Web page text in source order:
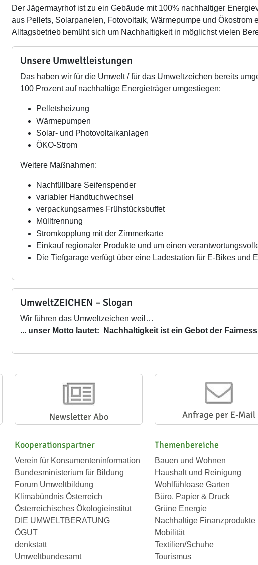
Der Jägermayrhof ist zu ein Gebäude mit 100% nachhaltiger
aus Pellets, Solarpanelen, Fotovoltaik, Wärmepumpe und Ökostrom
Alltagsbetrieb bemüht sich um Nachhaltigkeit in möglichst vielen
Unsere Umweltleistungen
Das haben wir für die Umwelt / für das Umweltzeichen bereits
100 Prozent auf nachhaltige Energieträger umgestiegen:
Pelletsheizung
Wärmepumpen
Solar- und Photovoltaikanlagen
ÖKO-Strom
Weitere Maßnahmen:
Nachfüllbare Seifenspender
variabler Handtuchwechsel
verpackungsarmes Frühstücksbuffet
Mülltrennung
Stromkopplung mit der Zimmerkarte
Einkauf regionaler Produkte und um einen
Die Tiefgarage verfügt über eine Ladestation für E-Bikes und
UmweltZEICHEN – Slogan
Wir führen das Umweltzeichen weil…
... unser Motto lautet: Nachhaltigkeit ist ein Gebot der Fairness
Newsletter Abo Anfrage per E-Mail
Kooperationspartner
Verein für Konsumenteninformation
Bundesministerium für Bildung
Forum Umweltbildung
Klimabündnis Österreich
Österreichisches Ökologieinstitut
DIE UMWELTBERATUNG
ÖGUT
denkstatt
Umweltbundesamt
Themenbereiche
Bauen und Wohnen
Haushalt und Reinigung
Wohlfühloase Garten
Büro, Papier & Druck
Grüne Energie
Nachhaltige Finanzprodukte
Mobilität
Textilien/Schuhe
Tourismus